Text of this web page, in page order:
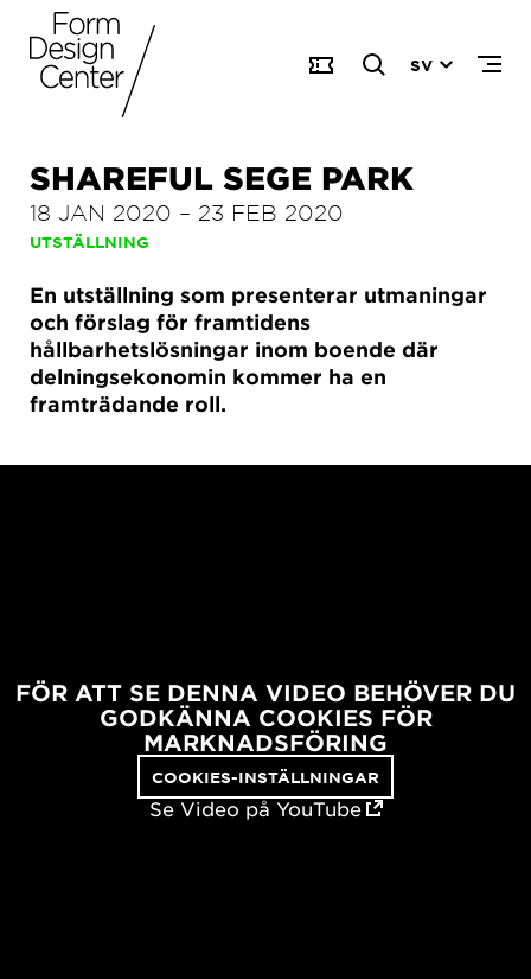
SV
SHAREFUL SEGE PARK
18 JAN 2020 – 23 FEB 2020
UTSTÄLLNING
En utställning som presenterar utmaningar
och förslag för framtidens
hållbarhetslösningar inom boende där
delningsekonomin kommer ha en
framträdande roll.
FÖR ATT SE DENNA VIDEO BEHÖVER DU
GODKÄNNA COOKIES FÖR
MARKNADSFÖRING
COOKIES-INSTÄLLNINGAR
Se Video på YouTube